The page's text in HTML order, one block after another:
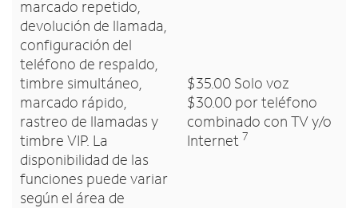
marcado repetido,
devolución de llamada,
configuración del
teléfono de respaldo,
timbre simultáneo,
marcado rápido,
rastreo de llamadas y
timbre VIP. La
disponibilidad de las
funciones puede variar
según el área de
$35.00 Solo voz
$30.00 por teléfono
combinado con TV y/o
Internet 7